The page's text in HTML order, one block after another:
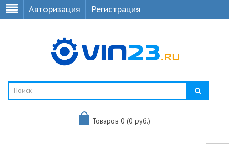
Авторизация Регистрация
Товаров 0 (0 руб.)